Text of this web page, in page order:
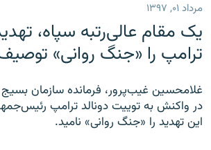
مرداد ۰۱, ۱۳۹۷
یک مقام عالی‌رتبه سپاه،
ترامپ را «جنگ روانی»
غلامحسین غیب‌پرور، فرمانده سازمان
در واکنش به توییت دونالد ترامپ
این تهدید را «جنگ روانی» نامید.